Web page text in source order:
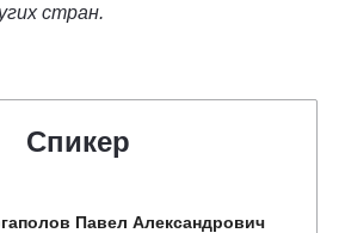
стран.
Спикер
Павел Александрович